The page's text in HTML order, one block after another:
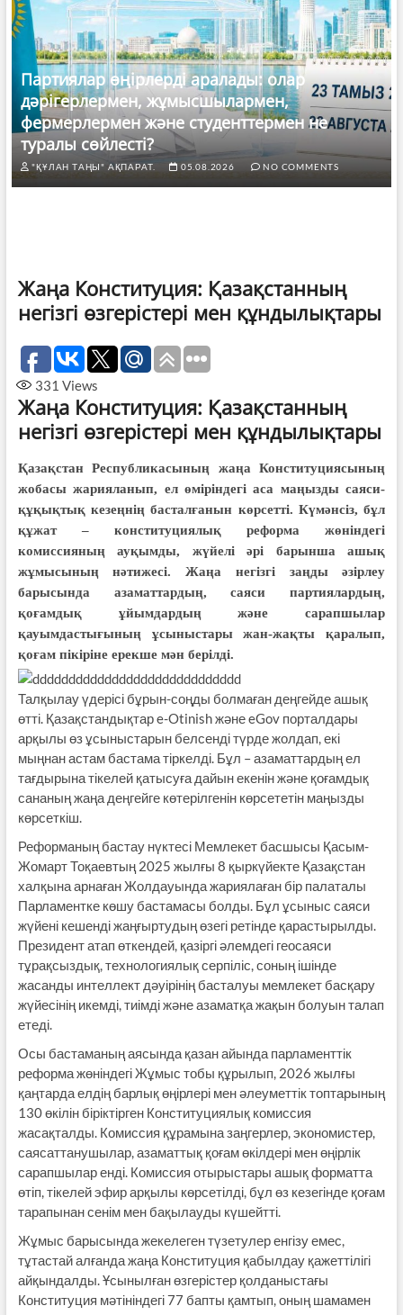
Партиялар өңірлерді аралады: олар
дәрігерлермен, жұмысшылармен,
фермерлермен және студенттермен не
туралы сөйлесті?
"ҚҰЛАН ТАҢЫ" АҚПАРАТ. 05.08.2026 NO COMMENTS
Жаңа Конституция: Қазақстанның
негізгі өзгерістері мен құндылықтары
331 Views
Жаңа Конституция: Қазақстанның
негізгі өзгерістері мен құндылықтары
Қазақстан Республикасының жаңа Конституциясының
жобасы жарияланып, ел өміріндегі аса маңызды саяси-
құқықтық кезеңнің басталғанын көрсетті. Күмәнсіз, бұл
құжат – конституциялық реформа жөніндегі
комиссияның ауқымды, жүйелі әрі барынша ашық
жұмысының нәтижесі. Жаңа негізгі заңды әзірлеу
барысында азаматтардың, саяси партиялардың,
қоғамдық ұйымдардың және сарапшылар
қауымдастығының ұсыныстары жан-жақты қаралып,
қоғам пікіріне ерекше мән берілді.
Талқылау үдерісі бұрын-соңды болмаған деңгейде ашық
өтті. Қазақстандықтар e-Otinish және eGov порталдары
арқылы өз ұсыныстарын белсенді түрде жолдап, екі
мыңнан астам бастама тіркелді. Бұл – азаматтардың ел
тағдырына тікелей қатысуға дайын екенін және қоғамдық
сананың жаңа деңгейге көтерілгенін көрсететін маңызды
көрсеткіш.
Реформаның бастау нүктесі Мемлекет басшысы Қасым-
Жомарт Тоқаевтың 2025 жылғы 8 қыркүйекте Қазақстан
халқына арнаған Жолдауында жариялаған бір палаталы
Парламентке көшу бастамасы болды. Бұл ұсыныс саяси
жүйені кешенді жаңғыртудың өзегі ретінде қарастырылды.
Президент атап өткендей, қазіргі әлемдегі геосаяси
тұрақсыздық, технологиялық серпіліс, соның ішінде
жасанды интеллект дәуірінің басталуы мемлекет басқару
жүйесінің икемді, тиімді және азаматқа жақын болуын талап
етеді.
Осы бастаманың аясында қазан айында парламенттік
реформа жөніндегі Жұмыс тобы құрылып, 2026 жылғы
қаңтарда елдің барлық өңірлері мен әлеуметтік топтарының
130 өкілін біріктірген Конституциялық комиссия
жасақталды. Комиссия құрамына заңгерлер, экономистер,
саясаттанушылар, азаматтық қоғам өкілдері мен өңірлік
сарапшылар енді. Комиссия отырыстары ашық форматта
өтіп, тікелей эфир арқылы көрсетілді, бұл өз кезегінде қоғам
тарапынан сенім мен бақылауды күшейтті.
Жұмыс барысында жекелеген түзетулер енгізу емес,
тұтастай алғанда жаңа Конституция қабылдау қажеттілігі
айқындалды. Ұсынылған өзгерістер қолданыстағы
Конституция мәтініндегі 77 бапты қамтып, оның шамамен